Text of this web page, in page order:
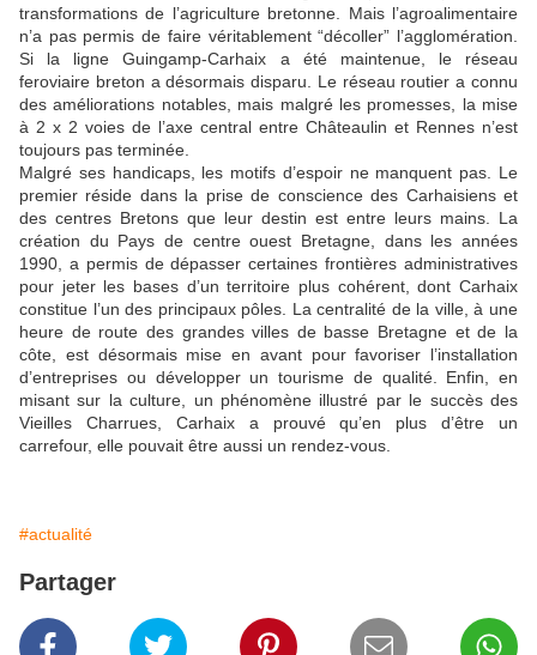
transformations de l’agriculture bretonne. Mais l’agroalimentaire
n’a pas permis de faire véritablement “décoller” l’agglomération.
Si la ligne Guingamp-Carhaix a été maintenue, le réseau
feroviaire breton a désormais disparu. Le réseau routier a connu
des améliorations notables, mais malgré les promesses, la mise
à 2 x 2 voies de l’axe central entre Châteaulin et Rennes n’est
toujours pas terminée.
Malgré ses handicaps, les motifs d’espoir ne manquent pas. Le
premier réside dans la prise de conscience des Carhaisiens et
des centres Bretons que leur destin est entre leurs mains. La
création du Pays de centre ouest Bretagne, dans les années
1990, a permis de dépasser certaines frontières administratives
pour jeter les bases d’un territoire plus cohérent, dont Carhaix
constitue l’un des principaux pôles. La centralité de la ville, à une
heure de route des grandes villes de basse Bretagne et de la
côte, est désormais mise en avant pour favoriser l’installation
d’entreprises ou développer un tourisme de qualité. Enfin, en
misant sur la culture, un phénomène illustré par le succès des
Vieilles Charrues, Carhaix a prouvé qu’en plus d’être un
carrefour, elle pouvait être aussi un rendez-vous.
#actualité
Partager